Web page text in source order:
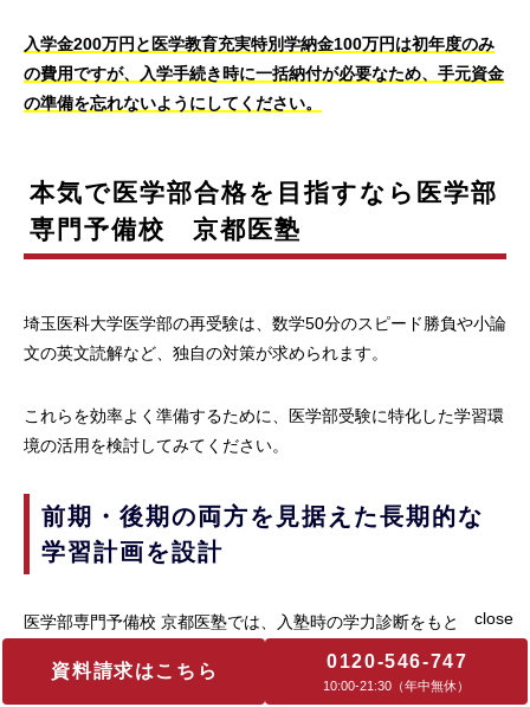
資料請求はこちら 0120-546-747
10:00‐21:30（年中無休）
入学金200万円と医学教育充実特別学納金100万円は初年度のみ
の費用ですが、入学手続き時に一括納付が必要なため、手元資金
の準備を忘れないようにしてください。
本気で医学部合格を目指すなら医学部
専門予備校 京都医塾
埼玉医科大学医学部の再受験は、数学50分のスピード勝負や小論
文の英文読解など、独自の対策が求められます。
これらを効率よく準備するために、医学部受験に特化した学習環
境の活用を検討してみてください。
前期・後期の両方を見据えた長期的な
学習計画を設計
医学部専門予備校 京都医塾では、入塾時の学力診断をもとに、
最大13名の講師がチームで個別カリキュラムを作成します。